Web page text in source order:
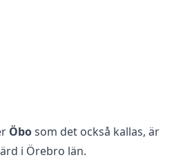
Öbosom det också kallas, är
i Örebro län.